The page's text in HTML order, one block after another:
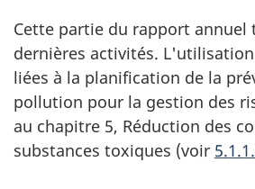
m
e
n
t
Cette partie du rapport annuel
dernières activités.
liées à la planification de la
pollution pour la gestion des
au chapitre 5, Réduction des
substances toxiques (voir